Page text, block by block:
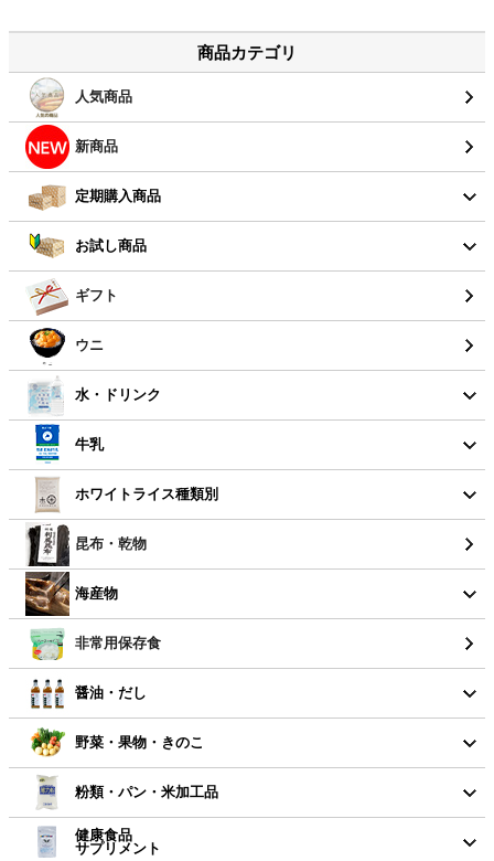
商品カテゴリ
人気商品
新商品
定期購入商品
お試し商品
ギフト
ウニ
水・ドリンク
牛乳
ホワイトライス種類別
昆布・乾物
海産物
非常用保存食
醤油・だし
野菜・果物・きのこ
粉類・パン・米加工品
健康食品
サプリメント